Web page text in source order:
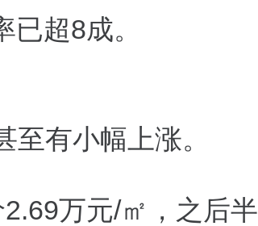
超8成。
有小幅上涨。
万元/㎡，之后半